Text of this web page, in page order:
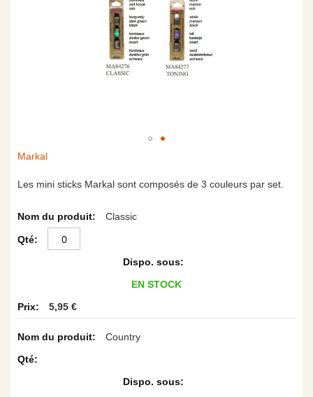
Markal
Les mini sticks Markal sont composés de 3 couleurs par set.
Articles
produit
groupé
Classic
EN STOCK
5,95 €
Country
Skip
the
of
images